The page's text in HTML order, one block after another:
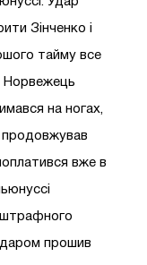
Зінченко і
тайму все
Норвежець
на ногах,
продовжував
вже в
прошив